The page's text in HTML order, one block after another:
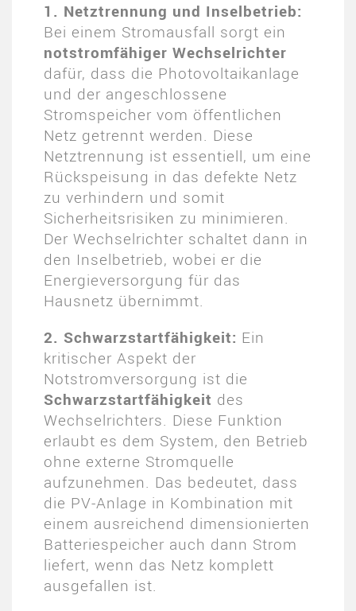
1. Netztrennung und Inselbetrieb:
Bei einem Stromausfall sorgt ein
notstromfähiger Wechselrichter
dafür, dass die Photovoltaikanlage
und der angeschlossene
Stromspeicher vom öffentlichen
Netz getrennt werden. Diese
Netztrennung ist essentiell, um eine
Rückspeisung in das defekte Netz
zu verhindern und somit
Sicherheitsrisiken zu minimieren.
Der Wechselrichter schaltet dann in
den Inselbetrieb, wobei er die
Energieversorgung für das
Hausnetz übernimmt​.
2. Schwarzstartfähigkeit: Ein
kritischer Aspekt der
Notstromversorgung ist die
Schwarzstartfähigkeit des
Wechselrichters. Diese Funktion
erlaubt es dem System, den Betrieb
ohne externe Stromquelle
aufzunehmen. Das bedeutet, dass
die PV-Anlage in Kombination mit
einem ausreichend dimensionierten
Batteriespeicher auch dann Strom
liefert, wenn das Netz komplett
ausgefallen ist​.